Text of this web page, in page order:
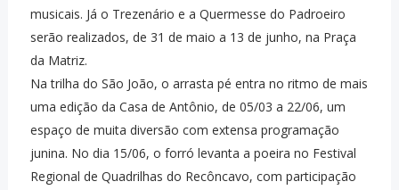
musicais. Já o Trezenário e a Quermesse do Padroeiro
serão realizados, de 31 de maio a 13 de junho, na Praça
da Matriz.
Na trilha do São João, o arrasta pé entra no ritmo de mais
uma edição da Casa de Antônio, de 05/03 a 22/06, um
espaço de muita diversão com extensa programação
junina. No dia 15/06, o forró levanta a poeira no Festival
Regional de Quadrilhas do Recôncavo, com participação